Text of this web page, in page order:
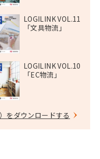
LOGILINK VOL.11
「文具物流」
LOGILINK VOL.10
「EC物流」
をダウンロードする